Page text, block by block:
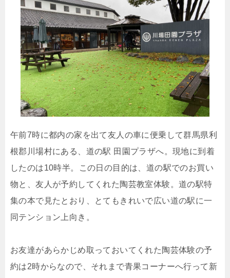
午前7時に都内の家を出て友人の車に便乗して群馬県利
根郡川場村にある、道の駅 田園プラザへ。現地に到着
したのは10時半。この日の目的は、道の駅でのお買い
物と、友人が予約してくれた陶芸教室体験。道の駅特
集の本で見たとおり、とてもきれいで広い道の駅に一
同テンション上向き。
お友達があらかじめ取っておいてくれた陶芸体験の予
約は2時からなので、それまで青果コーナーへ行って新